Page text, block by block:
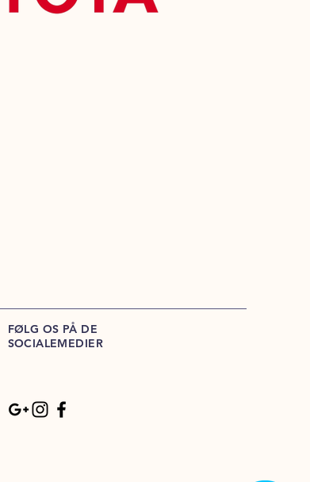
FØLG OS PÅ DE
SOCIALEMEDIER